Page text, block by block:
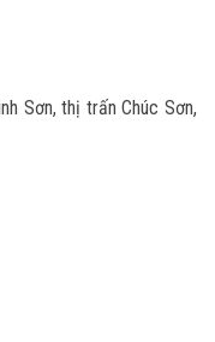
Sơn, thị trấn Chúc Sơn,